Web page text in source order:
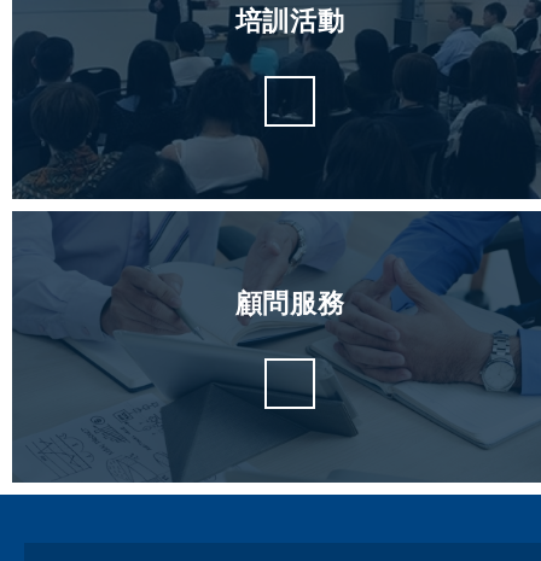
培訓活動
顧問服務